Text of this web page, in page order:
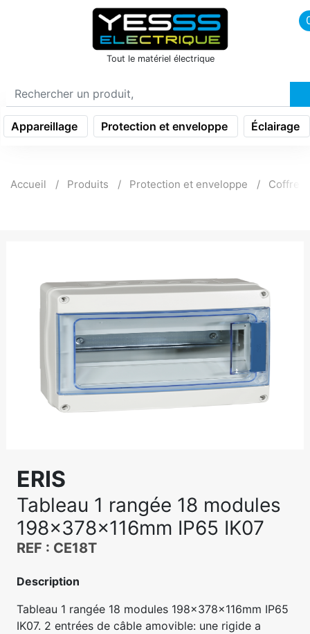
icon menu burger
Tout le matériel électrique
Appareillage Protection et enveloppe Éclairage
Accueil Produits Protection et enveloppe Coffret
ERIS
Tableau 1 rangée 18 modules
198x378x116mm IP65 IK07
REF : CE18T
Description
Tableau 1 rangée 18 modules 198x378x116mm IP65
IK07. 2 entrées de câble amovible: une rigide a